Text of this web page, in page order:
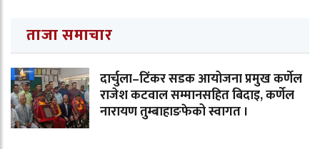
ताजा समाचार
दार्चुला–टिंकर सडक आयोजना प्रमुख कर्णेल
राजेश कटवाल सम्मानसहित बिदाइ, कर्णेल
नारायण तुम्बाहाङफेको स्वागत ।